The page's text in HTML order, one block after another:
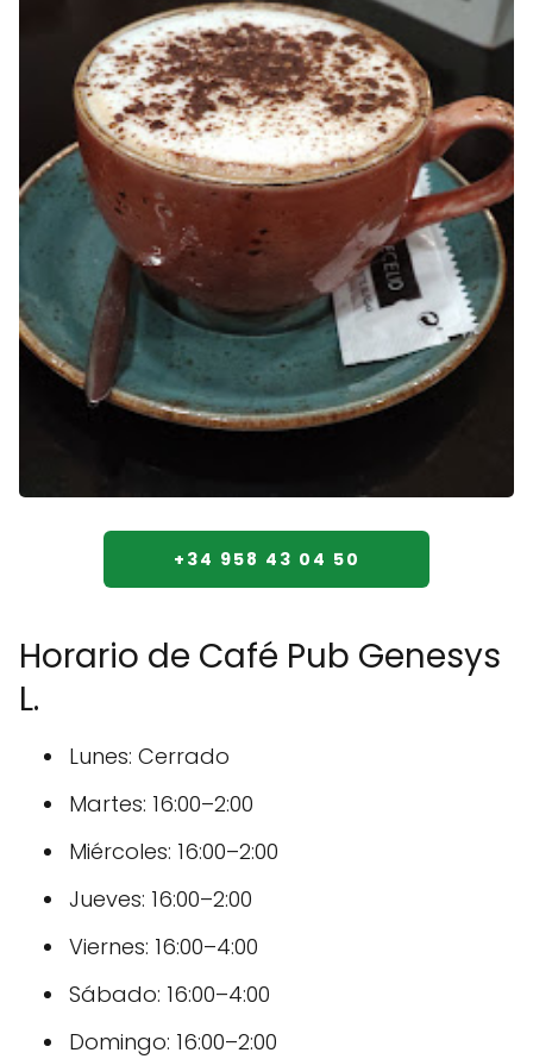
+34 958 43 04 50
Horario de Café Pub Genesys
L.
Lunes: Cerrado
Martes: 16:00–2:00
Miércoles: 16:00–2:00
Jueves: 16:00–2:00
Viernes: 16:00–4:00
Sábado: 16:00–4:00
Domingo: 16:00–2:00